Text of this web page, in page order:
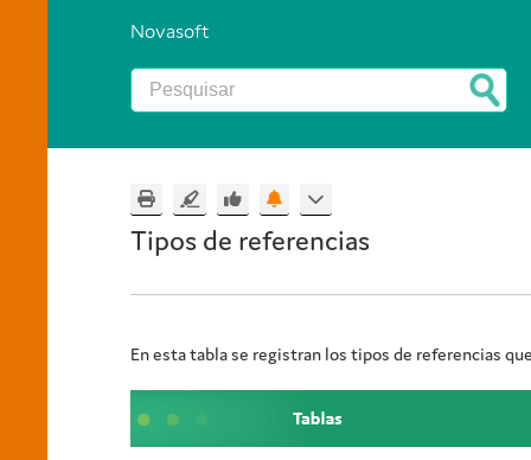
Novasoft
Tipos de referencias
En esta tabla se registran los tipos de referencias